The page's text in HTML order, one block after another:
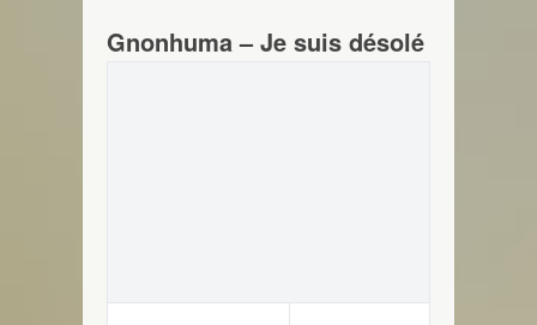
Gnonhuma – Je suis désolé